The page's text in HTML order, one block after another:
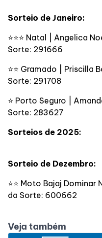
Sorteio de Janeiro:
⭐⭐⭐ Natal | Angelica
Sorte: 291666
⭐⭐ Gramado | Priscilla
Sorte: 291708
⭐ Porto Seguro |
Sorte: 283627
Sorteios de 2025:
Sorteio de Dezembro:
⭐⭐ Moto Bajaj
da Sorte: 600662
Veja também